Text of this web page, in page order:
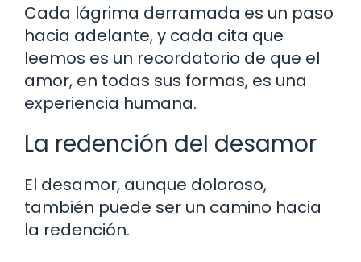
Cada lágrima derramada es un paso
hacia adelante, y cada cita que
leemos es un recordatorio de que el
amor, en todas sus formas, es una
experiencia humana.
La redención del desamor
El desamor, aunque doloroso,
también puede ser un camino hacia
la redención.